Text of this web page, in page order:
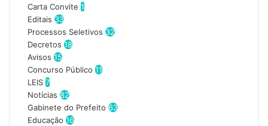
s
e
u
e
n
d
e
r
e
ç
Carta Convite 1
Editais 33
Processos Seletivos 32
Decretos 18
Avisos 15
Concurso Público 11
LEIS 7
Notícias 82
Gabinete do Prefeito 63
Educação 16